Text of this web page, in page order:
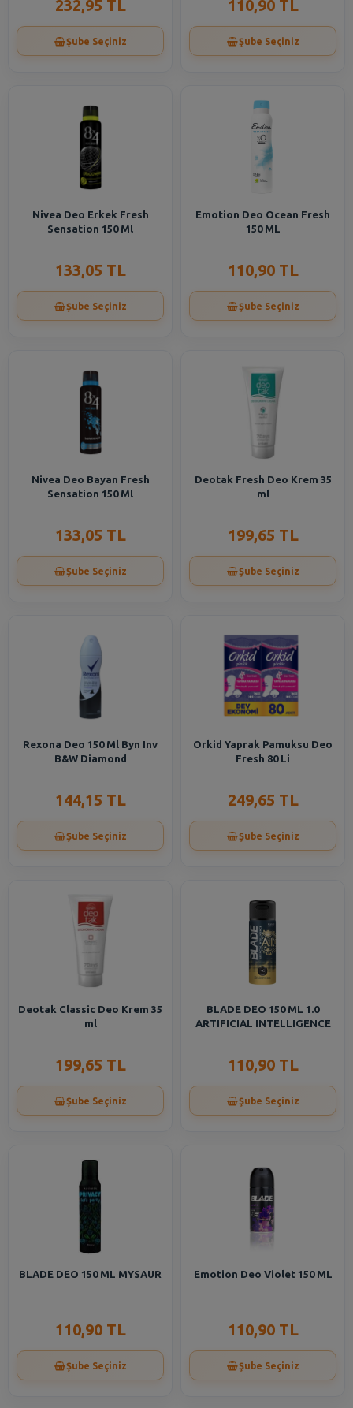
232,95 TL
Şube Seçiniz
110,90 TL
Şube Seçiniz
Nivea Deo Erkek Fresh
Sensation 150 Ml
133,05 TL
Şube Seçiniz
Emotion Deo Ocean Fresh
150 ML
110,90 TL
Şube Seçiniz
Nivea Deo Bayan Fresh
Sensation 150 Ml
133,05 TL
Şube Seçiniz
Deotak Fresh Deo Krem 35
ml
199,65 TL
Şube Seçiniz
Rexona Deo 150 Ml Byn Inv
B&W Diamond
144,15 TL
Şube Seçiniz
Orkid Yaprak Pamuksu Deo
Fresh 80 Li
249,65 TL
Şube Seçiniz
Deotak Classic Deo Krem 35
ml
199,65 TL
Şube Seçiniz
BLADE DEO 150 ML 1.0
ARTIFICIAL INTELLIGENCE
110,90 TL
Şube Seçiniz
BLADE DEO 150 ML MYSAUR
110,90 TL
Şube Seçiniz
Emotion Deo Violet 150 ML
110,90 TL
Şube Seçiniz